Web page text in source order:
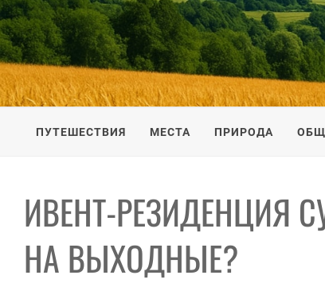
ПУТЕШЕСТВИЕ ПО УКРАИНЕ
ПУТЕШЕСТВИЯ МЕСТА ПРИРОДА
ИВЕНТ-РЕЗИДЕНЦИЯ
НА ВЫХОДНЫЕ?